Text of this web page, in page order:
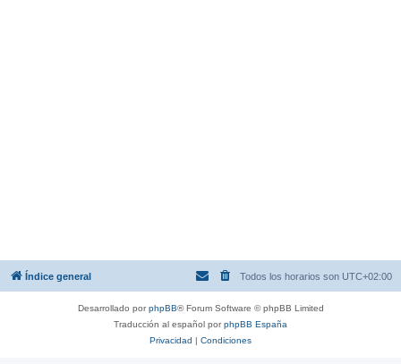
Índice general Todos los horarios son UTC+02:00
Desarrollado porphpBB® Forum Software © phpBB Limited
Traducción al español porphpBB España
Privacidad | Condiciones